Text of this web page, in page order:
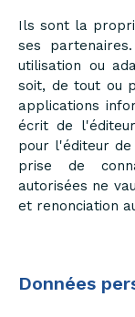
Ils sont la
ses
utilisation ou
soit, de tout ou
applications
écrit de
pour l'éditeur
prise de
autorisées ne
et renonciation
Données